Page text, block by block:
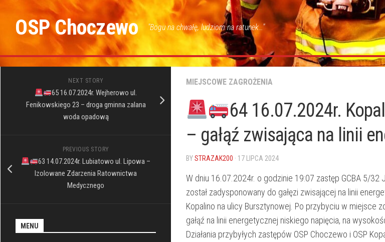
contentOSP Choczewo "Bogu na chwałę, ludziom na ratunek…"
MIEJSCOWE ZAGROŻENIA
64 16.07.2024r.
– gałąź zwisająca na linii
BYSTRAZAK200 · 17 LIPCA 2024
W dniu 16.07.2024r. o godzinie 19:07 zastęp GCBA 5/32
został zadysponowany do gałęzi zwisającej na linii
Kopalino na ulicy Bursztynowej. Po przybyciu w miejsce
gałąź na linii energetycznej niskiego napięcia, na
Działania przybyłych zastępów OSP Choczewo i OSP
NEXT STORY
65 16.07.2024r. Wejherowo ul.
Fenikowskiego 23 – droga gminna zalana
woda opadową
PREVIOUS STORY
63 14.07.2024r. Lubiatowo ul. Lipowa –
Izolowane Zdarzenia Ratownictwa
Medycznego
MENU